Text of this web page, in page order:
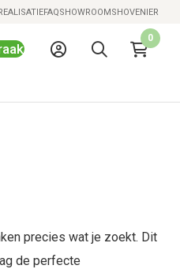
Snelle levering mogelijk
FAQSHOWROOMSHOVENIER
0
precies wat je zoekt. Dit
de perfecte